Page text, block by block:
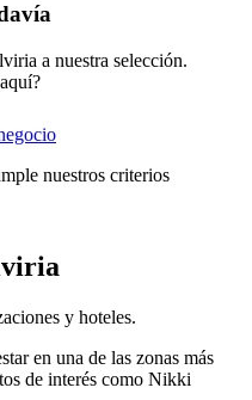
a nuestra selección.
nuestros criterios
y hoteles.
en una de las zonas más
de interés como Nikki